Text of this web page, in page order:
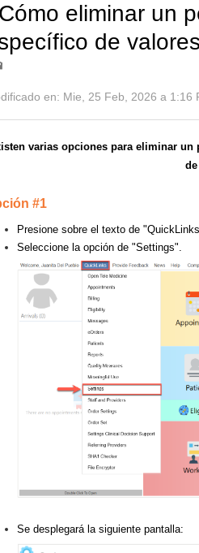
eliminar un
de
en: Mie, 25 Feb, 2026 a 1:16
varias opciones para eliminar
#1
Presione sobre el texto de
Seleccione la opción de "Settings".
Se desplegará la siguiente pantalla: